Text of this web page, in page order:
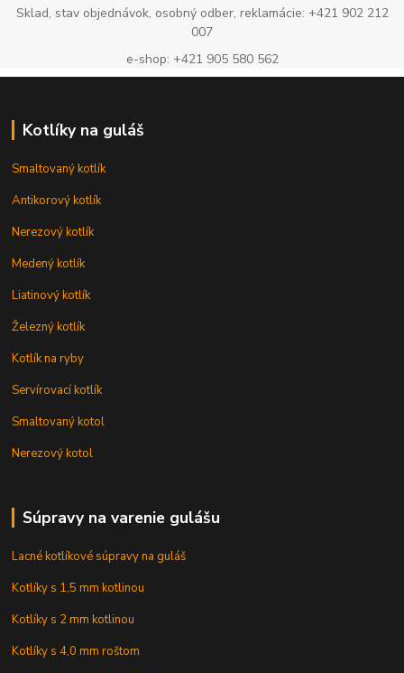
Sklad, stav objednávok, osobný odber, reklamácie: +421 902 212
007
e-shop: +421 905 580 562
Kotlíky na guláš
Smaltovaný kotlík
Antikorový kotlík
Nerezový kotlík
Medený kotlík
Liatinový kotlík
Železný kotlík
Kotlík na ryby
Servírovací kotlík
Smaltovaný kotol
Nerezový kotol
Súpravy na varenie gulášu
Lacné kotlíkové súpravy na guláš
Kotlíky s 1,5 mm kotlinou
Kotlíky s 2 mm kotlinou
Kotlíky s 4,0 mm roštom